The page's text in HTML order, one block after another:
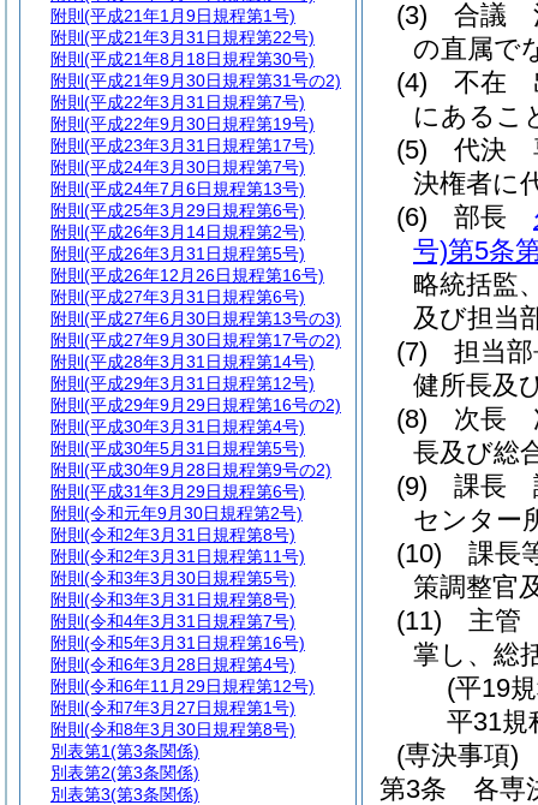
(3)
合議
の直属で
(4)
不在
にあるこ
(5)
代決
決権者に
(6)
部長
号)第5条
略統括監
及び担当
(7)
担当
健所長及
(8)
次長
長及び総
(9)
課長
センター
(10)
課
策調整官
(11)
主管
掌し、総
(平19
平31規
(専決事項)
第3条
各専
附則 (平成21年1月9日規程第1号)
附則 (平成21年3月31日規程第22号)
附則 (平成21年8月18日規程第30号)
附則 (平成21年9月30日規程第31号の2)
附則 (平成22年3月31日規程第7号)
附則 (平成22年9月30日規程第19号)
附則 (平成23年3月31日規程第17号)
附則 (平成24年3月30日規程第7号)
附則 (平成24年7月6日規程第13号)
附則 (平成25年3月29日規程第6号)
附則 (平成26年3月14日規程第2号)
附則 (平成26年3月31日規程第5号)
附則 (平成26年12月26日規程第16号)
附則 (平成27年3月31日規程第6号)
附則 (平成27年6月30日規程第13号の3)
附則 (平成27年9月30日規程第17号の2)
附則 (平成28年3月31日規程第14号)
附則 (平成29年3月31日規程第12号)
附則 (平成29年9月29日規程第16号の2)
附則 (平成30年3月31日規程第4号)
附則 (平成30年5月31日規程第5号)
附則 (平成30年9月28日規程第9号の2)
附則 (平成31年3月29日規程第6号)
附則 (令和元年9月30日規程第2号)
附則 (令和2年3月31日規程第8号)
附則 (令和2年3月31日規程第11号)
附則 (令和3年3月30日規程第5号)
附則 (令和3年3月31日規程第8号)
附則 (令和4年3月31日規程第7号)
附則 (令和5年3月31日規程第16号)
附則 (令和6年3月28日規程第4号)
附則 (令和6年11月29日規程第12号)
附則 (令和7年3月27日規程第1号)
附則 (令和8年3月30日規程第8号)
別表第1(第3条関係)
別表第2(第3条関係)
別表第3(第3条関係)